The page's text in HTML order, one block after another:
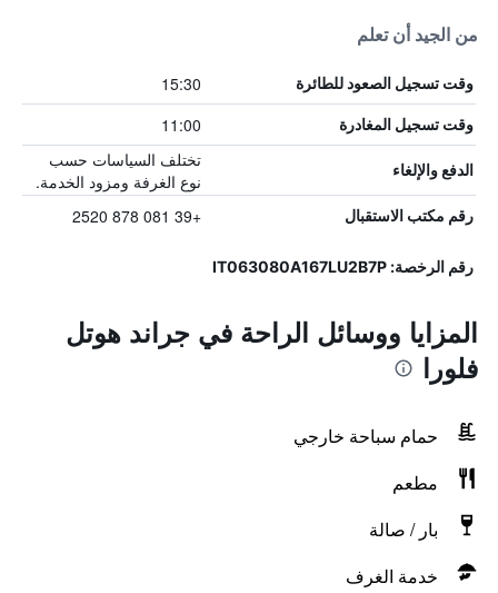
من الجيد أن تعلم
وقت تسجيل الصعود للطائرة 15:30
وقت تسجيل المغادرة 11:00
الدفع والإلغاء
تختلف السياسات حسب
نوع الغرفة ومزود الخدمة.
رقم مكتب الاستقبال +39 081 878 2520
رقم الرخصة: IT063080A167LU2B7P
المزايا ووسائل الراحة في جراند هوتل
فلورا
حمام سباحة خارجي
مطعم
بار / صالة
خدمة الغرف